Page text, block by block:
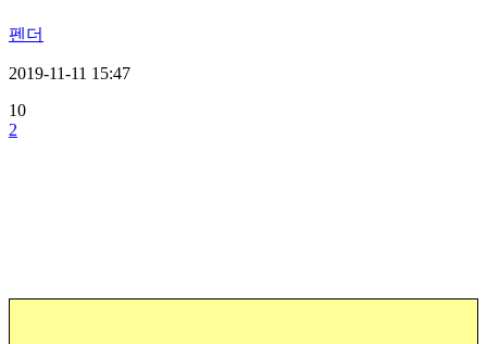
펜더
2019-11-11 15:47
10
2